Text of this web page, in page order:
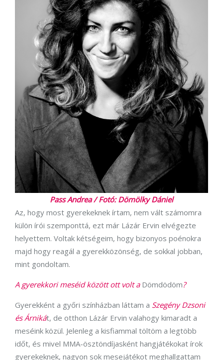
Pass Andrea / Fotó: Dömölky Dániel
Az, hogy most gyerekeknek írtam, nem vált számomra
külön írói szemponttá, ezt már Lázár Ervin elvégezte
helyettem. Voltak kétségeim, hogy bizonyos poénokra
majd hogy reagál a gyerekközönség, de sokkal jobban,
mint gondoltam.
A gyerekkori meséid között ott volt a Dömdödöm?
Gyerekként a győri színházban láttam a Szegény Dzsoni
és Árnikát, de otthon Lázár Ervin valahogy kimaradt a
meséink közül. Jelenleg a kisfiammal töltöm a legtöbb
időt, és mivel MMA-ösztöndíjasként hangjátékokat írok
gyerekeknek, nagyon sok mesejátékot meghallgattam